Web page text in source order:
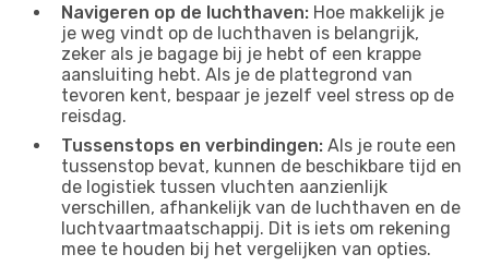
Navigeren op de luchthaven: Hoe makkelijk je
je weg vindt op de luchthaven is belangrijk,
zeker als je bagage bij je hebt of een krappe
aansluiting hebt. Als je de plattegrond van
tevoren kent, bespaar je jezelf veel stress op de
reisdag.
Tussenstops en verbindingen: Als je route een
tussenstop bevat, kunnen de beschikbare tijd en
de logistiek tussen vluchten aanzienlijk
verschillen, afhankelijk van de luchthaven en de
luchtvaartmaatschappij. Dit is iets om rekening
mee te houden bij het vergelijken van opties.